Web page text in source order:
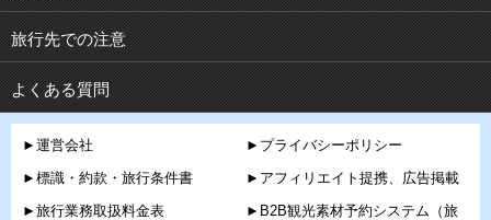
旅行先での注意
よくある質問
►運営会社
►標識・約款・旅行条件書
►旅行業務取扱料金表
►プライバシーポリシー
►アフィリエイト提携、広告掲載
►B2B観光素材予約システム（旅